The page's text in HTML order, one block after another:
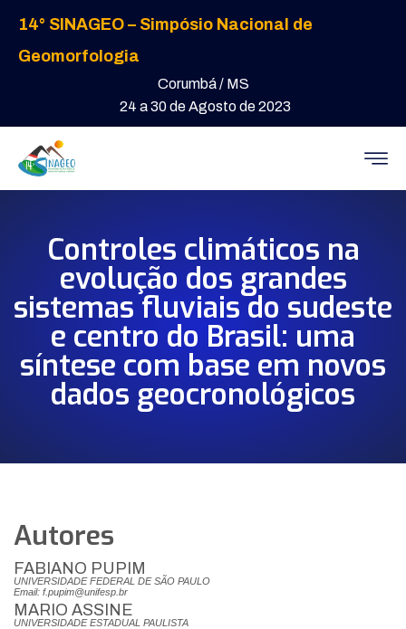
14° SINAGEO – Simpósio Nacional de
Geomorfologia
Corumbá / MS
24 a 30 de Agosto de 2023
Controles climáticos na
evolução dos grandes
sistemas fluviais do sudeste
e centro do Brasil: uma
síntese com base em novos
dados geocronológicos
Autores
FABIANO PUPIM
UNIVERSIDADE FEDERAL DE SÃO PAULO
Email: f.pupim@unifesp.br
MARIO ASSINE
UNIVERSIDADE ESTADUAL PAULISTA